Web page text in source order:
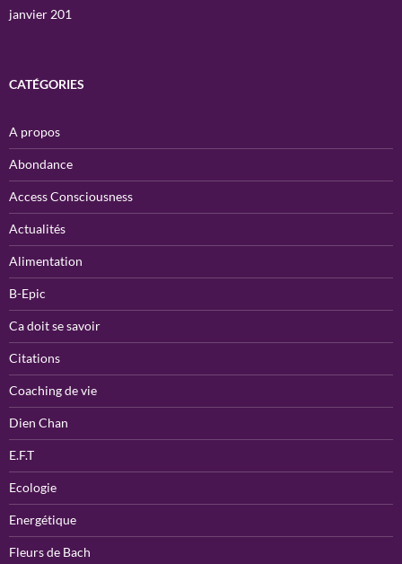
janvier 201
CATÉGORIES
A propos
Abondance
Access Consciousness
Actualités
Alimentation
B-Epic
Ca doit se savoir
Citations
Coaching de vie
Dien Chan
E.F.T
Ecologie
Energétique
Fleurs de Bach